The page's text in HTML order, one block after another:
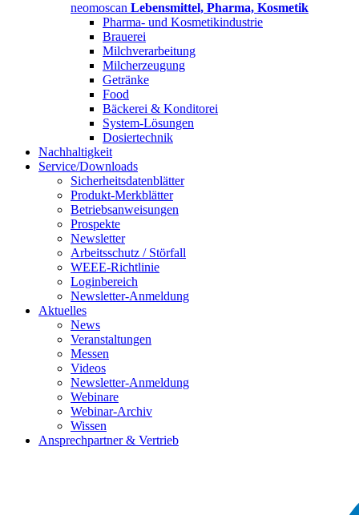
neomoscan Lebensmittel, Pharma, Kosmetik
Pharma- und Kosmetikindustrie
Brauerei
Milchverarbeitung
Milcherzeugung
Getränke
Food
Bäckerei & Konditorei
System-Lösungen
Dosiertechnik
Nachhaltigkeit
Service/Downloads
Sicherheitsdatenblätter
Produkt-Merkblätter
Betriebsanweisungen
Prospekte
Newsletter
Arbeitsschutz / Störfall
WEEE-Richtlinie
Loginbereich
Newsletter-Anmeldung
Aktuelles
News
Veranstaltungen
Messen
Videos
Newsletter-Anmeldung
Webinare
Webinar-Archiv
Wissen
Ansprechpartner & Vertrieb